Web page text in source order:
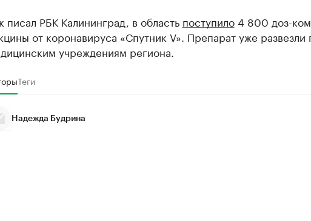
писал РБК Калининград, в область поступило4 800 доз-
от коронавируса «Спутник V». Препарат уже развезли
учреждениям региона.
Теги
Надежда Будрина